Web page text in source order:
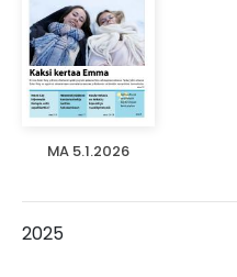
MA 5.1.2026
2025